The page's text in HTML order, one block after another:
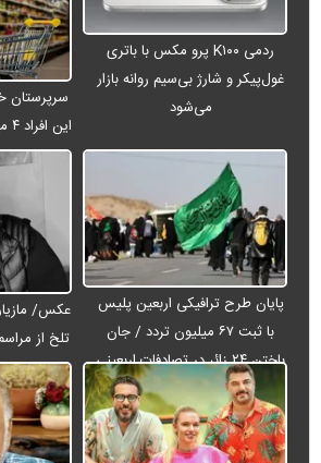
ردمی K۱۰۰ پرو مکس با باتری
غول‌پیکر و شارژ بی‌سیم روانه بازار
می‌شود
سرپرستان
این افراد ۴ میلیون تومان شارژ شد
پایان طرح ترافیکی اربعین پلیس
با ثبت ۶۷ میلیون تردد / جان
باختن ۲۴ زائر در تصادفات اربعینی
عکس/
تلخ از